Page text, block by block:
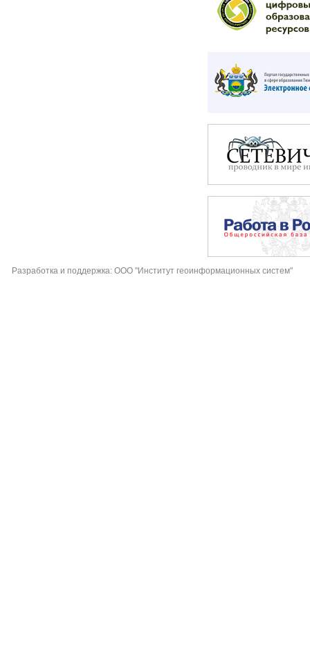
Разработка и поддержка: ООО "Институт геоинформационных систем"